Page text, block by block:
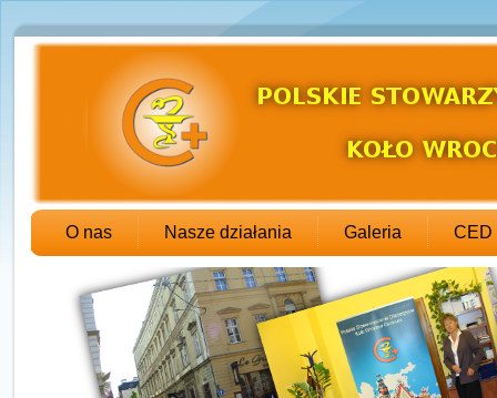
O nas Nasze działania Galeria CED